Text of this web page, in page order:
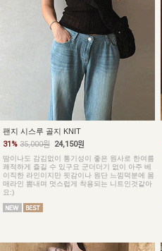
팬지 시스루 골지 KNIT
31% 35,000원 24,150원
땀이나도 감김없이 통기성이 좋은 원사로 한여름
쾌적하게 즐길 수 있구요 군더더기 없이 아주 베
이직한 라인이지만 핏감이나 원단 느낌덕분에 몸
매라인 뽐내며 멋스럽게 착용되는 니트인것같아
요:)